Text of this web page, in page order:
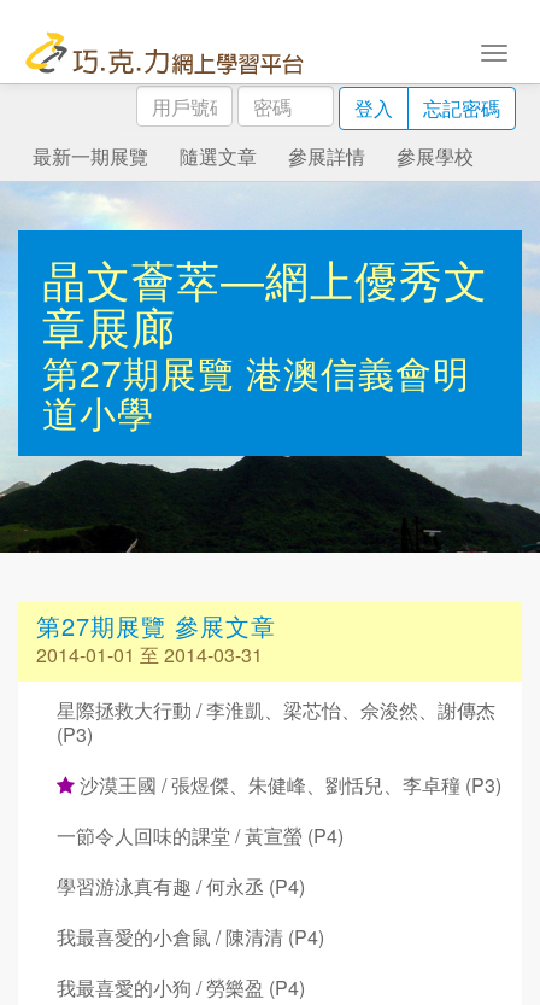
用
戶
號
碼
密
碼
登入
忘記密碼
最新一期展覽
隨選文章 參展詳情 參展學校
晶文薈萃—網上優秀文
章展廊
第27期展覽 港澳信義會明
道小學
第27期展覽 參展文章
2014-01-01 至 2014-03-31
星際拯救大行動 / 李淮凱、梁芯怡、佘浚然、謝傳杰
(P3)
沙漠王國 / 張煜傑、朱健峰、劉恬兒、李卓穜 (P3)
一節令人回味的課堂 / 黃宣螢 (P4)
學習游泳真有趣 / 何永丞 (P4)
我最喜愛的小倉鼠 / 陳清清 (P4)
我最喜愛的小狗 / 勞樂盈 (P4)